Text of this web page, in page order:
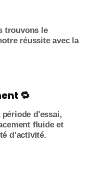
trouvons le
réussite avec la
🔁
période d'essai,
fluide et
d’activité.